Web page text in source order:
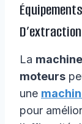
La
moteurs
une
pour